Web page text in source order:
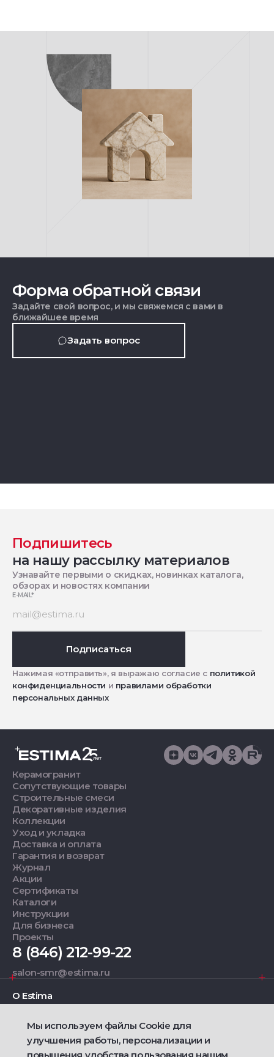
Форма обратной связи
Задайте свой вопрос, и мы свяжемся с вами в
ближайшее время
Задать вопрос
Подпишитесь
на нашу рассылку материалов
Узнавайте первыми о скидках, новинках каталога,
обзорах и новостях компании
E-MAIL*
Подписаться
Нажимая «отправить», я выражаю согласие с политикой
конфиденциальности и правилами обработки
персональных данных
Керамогранит
Сопутствующие товары
Строительные смеси
Декоративные изделия
Коллекции
Уход и укладка
Доставка и оплата
Гарантия и возврат
Журнал
Акции
Сертификаты
Каталоги
Инструкции
Для бизнеса
Проекты
8 (846) 212-99-22
salon-smr@estima.ru
О Estima
Дизайнерам
Мы используем файлы Cookie для
улучшения работы, персонализации и